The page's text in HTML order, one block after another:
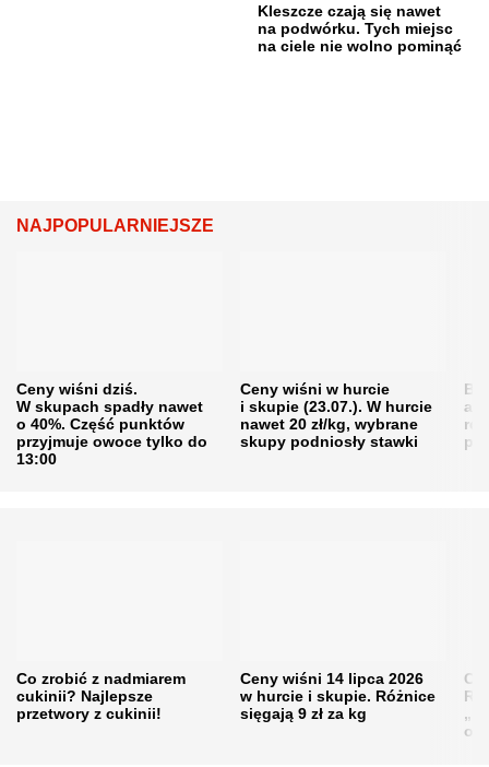
Kleszcze czają się nawet
na podwórku. Tych miejsc
na ciele nie wolno pominąć
NAJPOPULARNIEJSZE
Ceny wiśni dziś.
W skupach spadły nawet
o 40%. Część punktów
przyjmuje owoce tylko do
13:00
Ceny wiśni w hurcie
i skupie (23.07.). W hurcie
nawet 20 zł/kg, wybrane
skupy podniosły stawki
Co zrobić z nadmiarem
cukinii? Najlepsze
przetwory z cukinii!
Ceny wiśni 14 lipca 2026
w hurcie i skupie. Różnice
sięgają 9 zł za kg